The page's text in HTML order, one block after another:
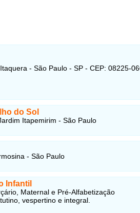
- São Paulo - SP - CEP: 08225-
do Sol
Itapemirim - São Paulo
- São Paulo
Infantil
Maternal e Pré-Alfabetização
vespertino e integral.